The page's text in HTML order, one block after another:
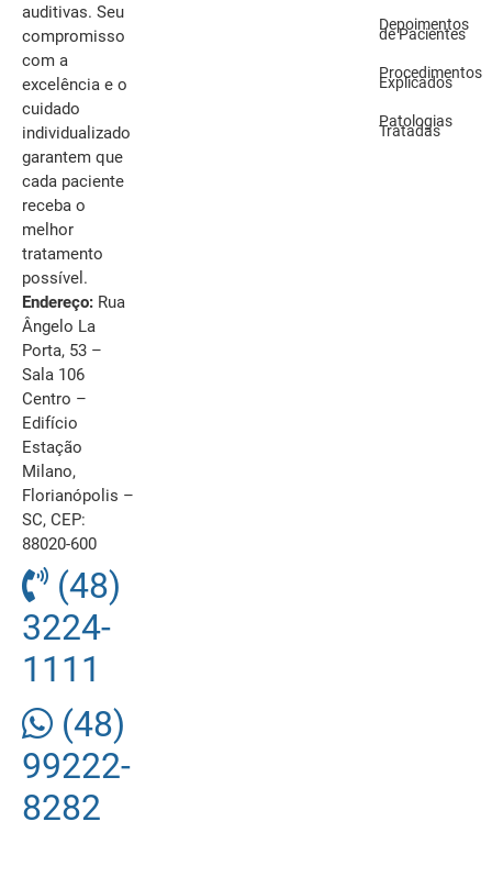
auditivas. Seu
compromisso
com a
excelência e o
cuidado
individualizado
garantem que
cada paciente
receba o
melhor
tratamento
possível.
Endereço: Rua
Ângelo La
Porta, 53 –
Sala 106
Centro –
Edifício
Estação
Milano,
Florianópolis –
SC, CEP:
88020-600
(48)
3224-
1111
(48)
99222-
8282
Depoimentos
de Pacientes
Procedimentos
Explicados
Patologias
Tratadas